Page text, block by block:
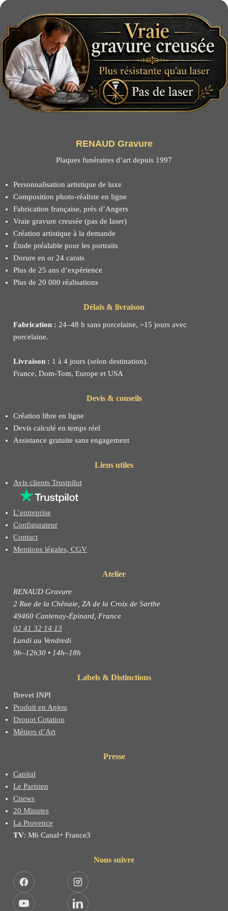
RENAUD Gravure
Plaques funéraires d’art depuis 1997
Personnalisation artistique de luxe
Composition photo-réaliste en ligne
Fabrication française, près d’Angers
Vraie gravure creusée (pas de laser)
Création artistique à la demande
Étude préalable pour les portraits
Dorure en or 24 carats
Plus de 25 ans d’expérience
Plus de 20 000 réalisations
Délais & livraison
Fabrication : 24–48 h sans porcelaine, ~15 jours avec
porcelaine.
Livraison : 1 à 4 jours (selon destination).
France, Dom-Tom, Europe et USA
Devis & conseils
Création libre en ligne
Devis calculé en temps réel
Assistance gratuite sans engagement
Liens utiles
Avis clients Trustpilot
L’entreprise
Configurateur
Contact
Mentions légales, CGV
Atelier
RENAUD Gravure
2 Rue de la Chênaie, ZA de la Croix de Sarthe
49460 Cantenay-Épinard, France
02 41 32 14 13
Lundi au Vendredi
9h–12h30 • 14h–18h
Labels & Distinctions
Brevet INPI
Produit en Anjou
Drouot Cotation
Métiers d’Art
Presse
Capital
Le Parisien
Cnews
20 Minutes
La Provence
TV: M6 Canal+ France3
Nous suivre
Facebook Instagram
YouTube LinkedIn